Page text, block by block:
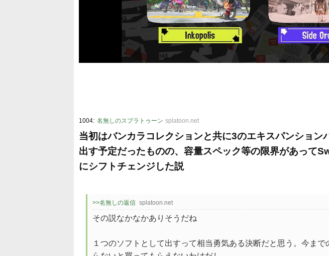
1004: 名無しのスプラトゥーン splatoon.net
当初はバンカラコレクションと共に3のエキスパンション
出す予定だったものの、容量スペック等の限界があって
にシフトチェンジした説
>>名無しの返信 splatoon.net
その説なかなかありそうだね
１つのソフトとして出すって相当勇気ある決断だと思う。今ま